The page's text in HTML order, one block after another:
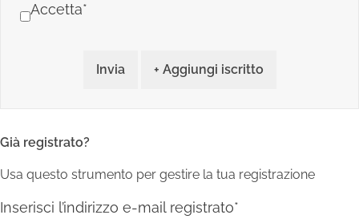
Accetta*
Invia + Aggiungi iscritto
Già registrato?
Usa questo strumento per gestire la tua registrazione
Inserisci l’indirizzo e-mail registrato*